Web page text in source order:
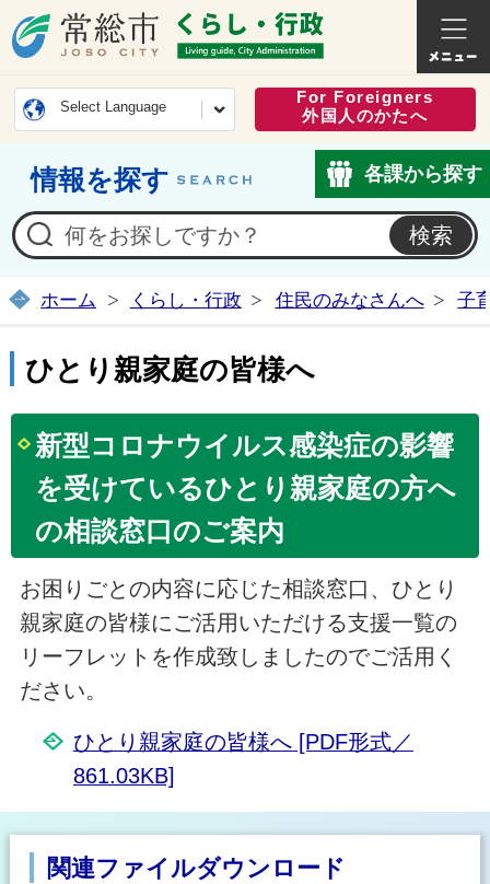
常総市公式ホームページ
くらし
Select Language
For Foreigners
外国人のかたへ
情報を探す 各課から探す
ホーム くらし・行政 住民のみなさんへ 子
ひとり親家庭の皆様へ
新型コロナウイルス感染症の影響
を受けているひとり親家庭の方へ
の相談窓口のご案内
お困りごとの内容に応じた相談窓口、ひとり
親家庭の皆様にご活用いただける支援一覧の
リーフレットを作成致しましたのでご活用く
ださい。
ひとり親家庭の皆様へ [PDF形式／
861.03KB]
関連ファイルダウンロード